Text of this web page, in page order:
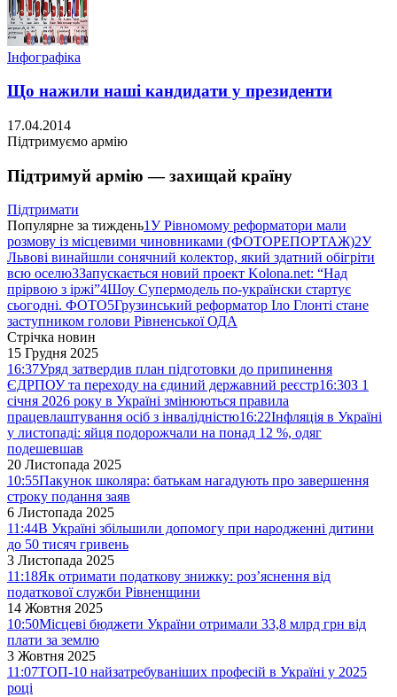
Інфографіка
Що нажили наші кандидати у президенти
17.04.2014
Підтримуємо армію
Підтримуй армію — захищай країну
Підтримати
Популярне за тиждень1У Рівномому реформатори мали
розмову із місцевими чиновниками (ФОТОРЕПОРТАЖ)2У
Львові винайшли сонячний колектор, який здатний обігріти
всю оселю3Запускається новий проект Kolona.net: “Над
прірвою з іржі”4Шоу Супермодель по-українски стартує
сьогодні. ФОТО5Грузинський реформатор Іло Глонті стане
заступником голови Рівненської ОДА
Стрічка новин
15 Грудня 2025
16:37Уряд затвердив план підготовки до припинення
ЄДРПОУ та переходу на єдиний державний реєстр16:30З 1
січня 2026 року в Україні змінюються правила
працевлаштування осіб з інвалідністю16:22Інфляція в Україні
у листопаді: яйця подорожчали на понад 12 %, одяг
подешевшав
20 Листопада 2025
10:55Пакунок школяра: батькам нагадують про завершення
строку подання заяв
6 Листопада 2025
11:44В Україні збільшили допомогу при народженні дитини
до 50 тисяч гривень
3 Листопада 2025
11:18Як отримати податкову знижку: роз’яснення від
податкової служби Рівненщини
14 Жовтня 2025
10:50Місцеві бюджети України отримали 33,8 млрд грн від
плати за землю
3 Жовтня 2025
11:07ТОП-10 найзатребуваніших професій в Україні у 2025
році